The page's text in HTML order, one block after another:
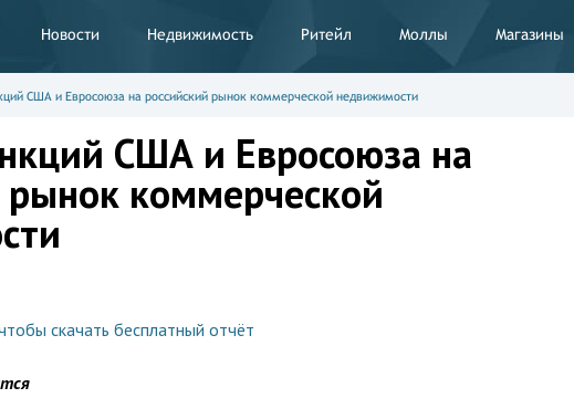
Новости Недвижимость Ритейл Моллы Магазины
США и Евросоюза на российский рынок коммерческой недвижимости
США и Евросоюза на
рынок коммерческой
скачать бесплатный отчёт